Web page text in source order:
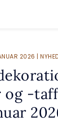
2026 |
-